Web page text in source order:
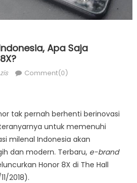
Apa Saja
Comment(0)
tak pernah berhenti berinovasi
untuk memenuhi
milenal Indonesia akan
dan modern. Terbaru, e-brand
Honor 8X di The Hall
2018).